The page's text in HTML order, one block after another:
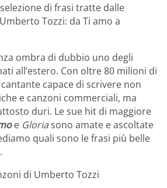
di frasi tratte dalle
Tozzi: da Ti amo a
ombra di dubbio uno degli
all’estero. Con oltre 80 milioni di
capace di scrivere non
e canzoni commerciali, ma
duri. Le sue hit di maggiore
e Gloriasono amate e ascoltate
quali sono le frasi più belle
di Umberto Tozzi